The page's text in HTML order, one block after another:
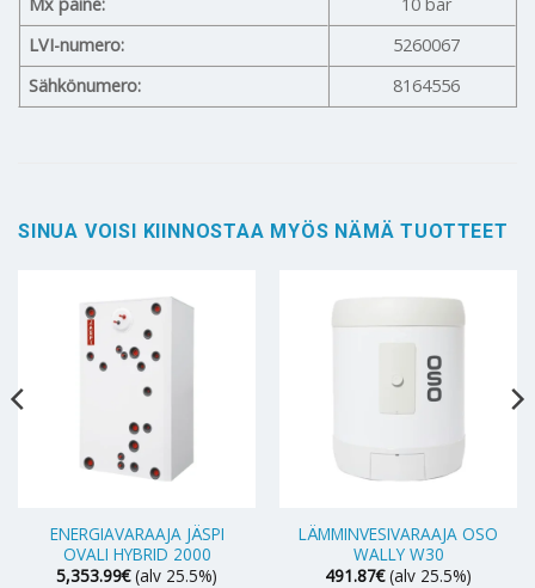
LVI-numero:
5260067
Sähkönumero:
8164556
SINUA VOISI KIINNOSTAA MYÖS NÄMÄ TUOTTEET
ENERGIAVARAAJA JÄSPI
OVALI HYBRID 2000
5,353.99€ (alv 25.5%)
LÄMMINVESIVARAAJA OSO
WALLY W30
491.87€ (alv 25.5%)